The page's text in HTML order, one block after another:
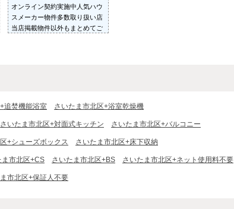
オンライン契約実施中人気ハウ
スメーカー物件多数取り扱い店
当店掲載物件以外もまとめてご
追焚機能浴室 さいたま市北区+浴室乾燥機
さいたま市北区+対面式キッチン さいたま市北区+バルコニー
+シューズボックス さいたま市北区+床下収納
ま市北区+CS さいたま市北区+BS さいたま市北区+ネット使用料不要
市北区+保証人不要